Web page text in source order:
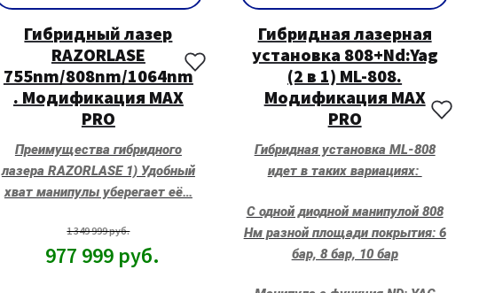
Гибридный лазер
RAZORLASE
755nm/808nm/1064nm
. Модификация MAX
PRO
Преимущества гибридного
лазера RAZORLASE 1) Удобный
хват манипулы уберегает её…
1 349 999руб.
977 999 руб.
Гибридная лазерная
установка 808+Nd:Yag
(2 в 1) ML-808.
Модификация MAX
PRO
Гибридная установка ML-808
идет в таких вариациях:
С одной диодной манипулой 808
Нм разной площади покрытия: 6
бар, 8 бар, 10 бар